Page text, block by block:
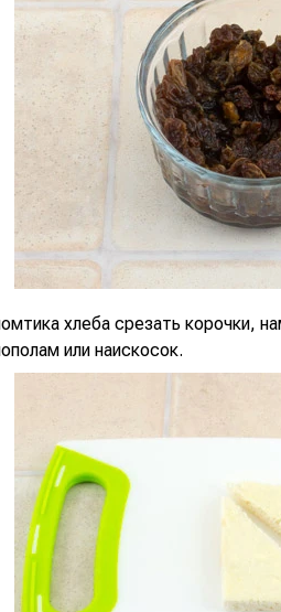
хлеба срезать корочки,
или наискосок.